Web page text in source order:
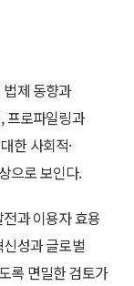
제 동향과
프로파일링과
한 사회적·
으로 보인다.
과 이용자 효용
성과 글로벌
록 면밀한 검토가